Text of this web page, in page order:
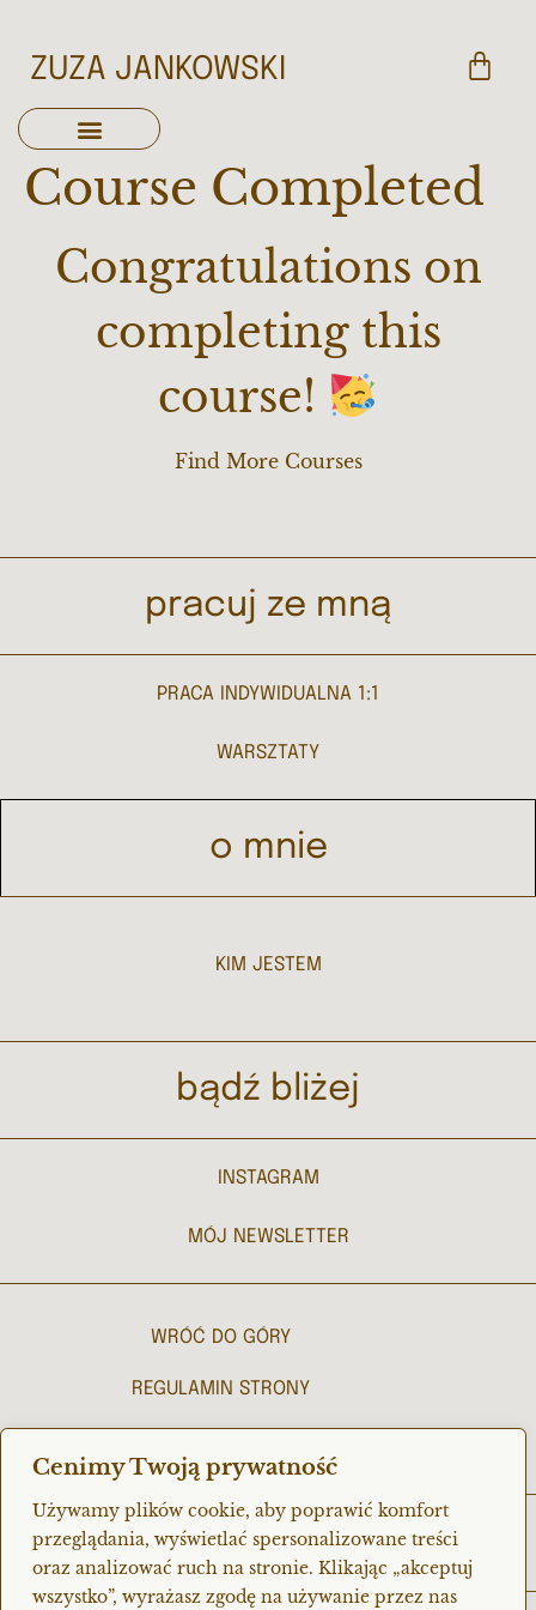
Cenimy Twoją prywatność
Używamy plików cookie, aby poprawić komfort
przeglądania, wyświetlać spersonalizowane treści
oraz analizować ruch na stronie. Klikając „akceptuj
wszystko”, wyrażasz zgodę na używanie przez nas
ZUZA JANKOWSKI
Course Completed
Congratulations on
completing this
course!
Find More Courses
pracuj ze mną
PRACA INDYWIDUALNA 1:1
WARSZTATY
o mnie
KIM JESTEM
bądź bliżej
INSTAGRAM
MÓJ NEWSLETTER
WRÓĆ DO GÓRY
REGULAMIN STRONY
© 2023 purnama